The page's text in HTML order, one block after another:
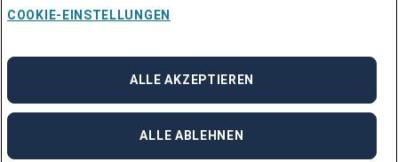
NUTZUNGSBEDINGUNGEN
COOKIE-RICHTLINIEN
BESCHWERDESTELLE
linkedinFacebook
Instagram
COOKIE-EINSTELLUNGEN
ALLE ABLEHNEN
ALLE AKZEPTIEREN